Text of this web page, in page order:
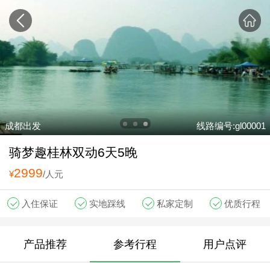
成都出发 线路编号:gl00001
骑梦趣桂林双动6天5晚
¥2999/人元
入住保证 实地踩线 私家定制 优质行程
产品推荐 参考行程 用户点评